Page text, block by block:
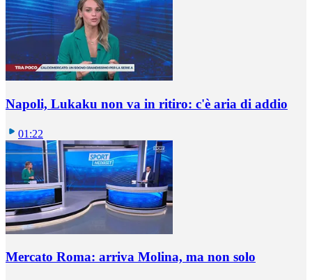
Napoli, Lukaku non va in ritiro: c'è aria di addio
01:22
Mercato Roma: arriva Molina, ma non solo